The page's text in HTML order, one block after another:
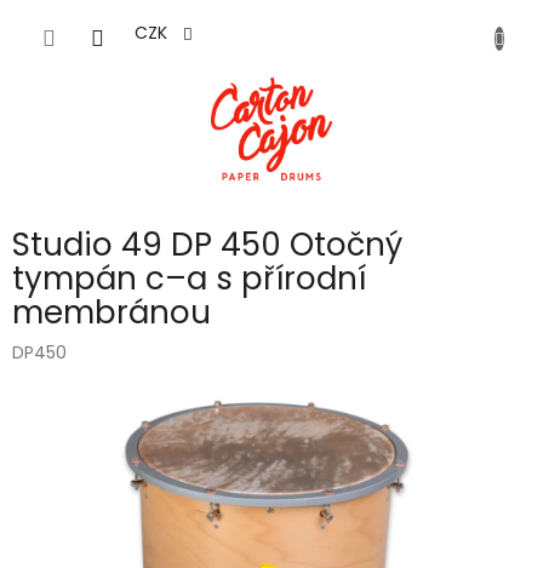
CZK
Studio 49 DP 450 Otočný
tympán c–a s přírodní
membránou
DP450